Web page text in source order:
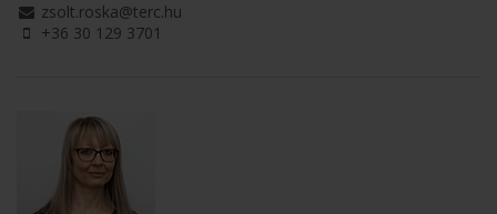
zsolt.roska@terc.hu
+36 30 129 3701